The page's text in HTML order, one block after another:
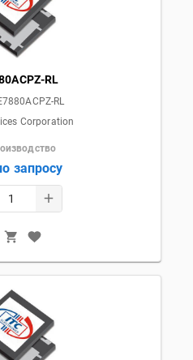
RL
RL
Corporation
запросу